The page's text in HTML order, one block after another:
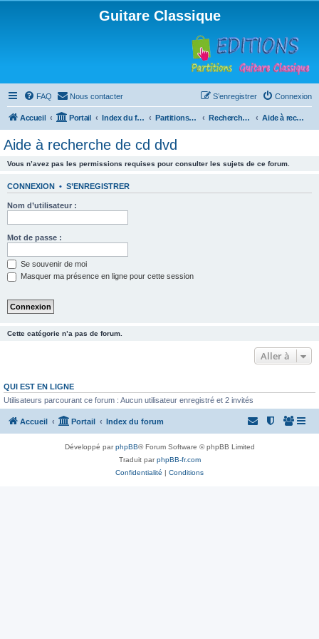
Guitare Classique
FAQ Nous contacter Connexion
S’enregistrer
Accueil Portail Index du forum Partitions pour guitare en libre téléchargement Recherche de ressources musicales Aide à recherche de cd dvd
Aide à recherche de cd dvd
Vous n’avez pas les permissions requises pour consulter les sujets de ce forum.
CONNEXION • S’ENREGISTRER
Nom d’utilisateur :
Mot de passe :
Se souvenir de moi
Masquer ma présence en ligne pour cette session
Cette catégorie n’a pas de forum.
Aller à
QUI EST EN LIGNE
Utilisateurs parcourant ce forum : Aucun utilisateur enregistré et 2 invités
Accueil Portail Index du forum
Développé parphpBB® Forum Software © phpBB Limited
Traduit parphpBB-fr.com
Confidentialité | Conditions